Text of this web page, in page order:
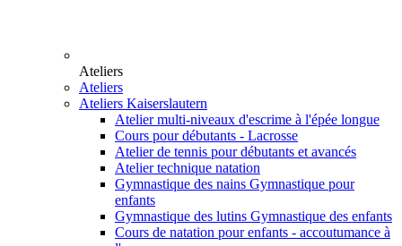
Ateliers
Ateliers
Ateliers Kaiserslautern
Atelier multi-niveaux d'escrime à l'épée longue
Cours pour débutants - Lacrosse
Atelier de tennis pour débutants et avancés
Atelier technique natation
Gymnastique des nains Gymnastique pour
enfants
Gymnastique des lutins Gymnastique des enfants
Cours de natation pour enfants - accoutumance à